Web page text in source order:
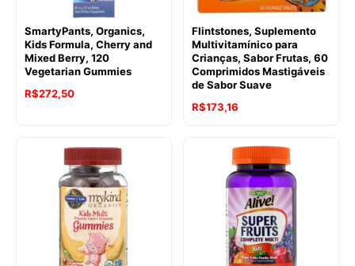
SmartyPants, Organics,
Kids Formula, Cherry and
Mixed Berry, 120
Vegetarian Gummies
R$272,50
Flintstones, Suplemento
Multivitamínico para
Crianças, Sabor Frutas, 60
Comprimidos Mastigáveis
de Sabor Suave
R$173,16